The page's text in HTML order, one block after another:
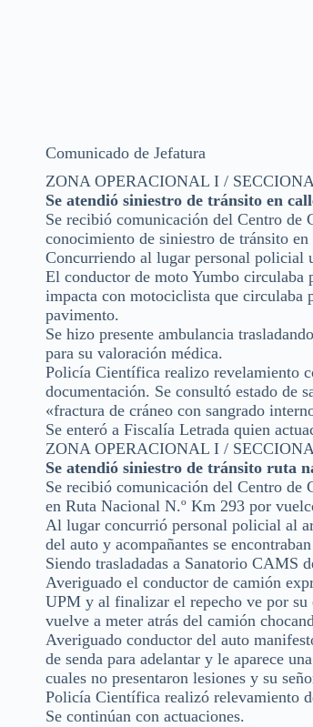
Comunicado de Jefatura
ZONA OPERACIONAL I /
Se atendió siniestro de tránsito en
Se recibió comunicación del Centro de
conocimiento de siniestro de tránsito
Concurriendo al lugar personal policial
El conductor de moto Yumbo
impacta con motociclista que circulaba
pavimento.
Se hizo presente ambulancia
para su valoración médica.
Policía Científica realizo revelamiento
documentación. Se consultó estado de
«fractura de cráneo con sangrado
Se enteró a Fiscalía Letrada quien
ZONA OPERACIONAL I /
Se atendió siniestro de tránsito ruta
Se recibió comunicación del Centro de
en Ruta Nacional N.º Km 293 por
Al lugar concurrió personal policial al
del auto y acompañantes se
Siendo trasladadas a Sanatorio CAMS
Averiguado el conductor de camión
UPM y al finalizar el repecho ve por su
vuelve a meter atrás del camión
Averiguado conductor del auto
de senda para adelantar y le aparece
cuales no presentaron lesiones y su
Policía Científica realizó relevamiento
Se continúan con actuaciones.